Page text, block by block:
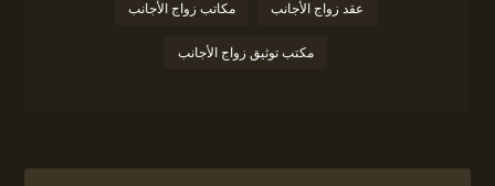
عقد زواج الأجانب مكاتب زواج الأجانب
مكتب توثيق زواج الأجانب